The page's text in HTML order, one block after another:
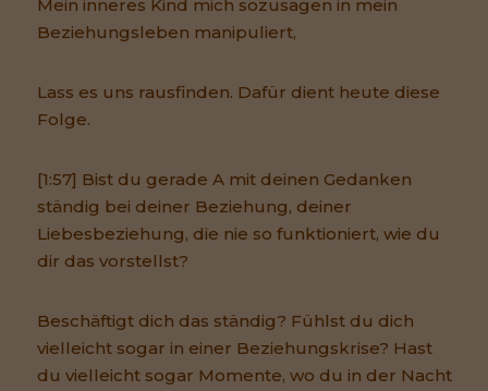
Mein inneres Kind mich sozusagen in mein
Beziehungsleben manipuliert,
Lass es uns rausfinden. Dafür dient heute diese
Folge.
[1:57] Bist du gerade A mit deinen Gedanken
ständig bei deiner Beziehung, deiner
Liebesbeziehung, die nie so funktioniert, wie du
dir das vorstellst?
Beschäftigt dich das ständig? Fühlst du dich
vielleicht sogar in einer Beziehungskrise? Hast
du vielleicht sogar Momente, wo du in der Nacht